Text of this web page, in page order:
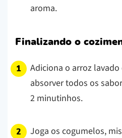
aroma.
Finalizando o
Adiciona o arroz
absorver todos os
2 minutinhos.
Joga os cogumelos,